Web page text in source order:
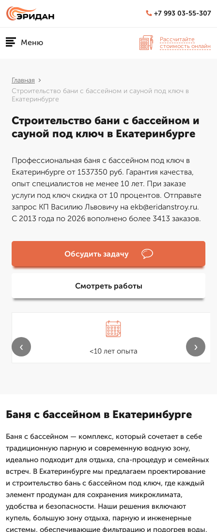
+7 993 03-55-307
Меню
Рассчитайте
стоимость онлайн
Главная
Строительство бани с бассейном и сауной под ключ в
Екатеринбурге
Строительство бани с бассейном и
сауной под ключ в Екатеринбурге
Профессиональная баня с бассейном под ключ в
Екатеринбурге от 1537350 руб. Гарантия качества,
опыт специалистов не менее 10 лет. При заказе
услуги под ключ скидка от 10 процентов. Отправьте
запрос КП Василию Львовичу на ekb@eridanstroy.ru.
С 2013 года по 2026 вополнено более 3413 заказов.
Обсудить задачу
Смотреть работы
<10 лет опыта
‹ ›
Баня с бассейном в Екатеринбурге
Баня с бассейном — комплекс, который сочетает в себе
традиционную парную и современную водную зону,
идеально подходит для отдыха, спа-процедур и семейных
встреч. В Екатеринбурге мы предлагаем проектирование
и строительство бань с бассейном под ключ, где каждый
элемент продуман для сохранения микроклимата,
удобства и безопасности. Наши решения включают
купель, большую зону отдыха, парную и инженерные
системы, обеспечивающие фильтрацию и подогрев воды.